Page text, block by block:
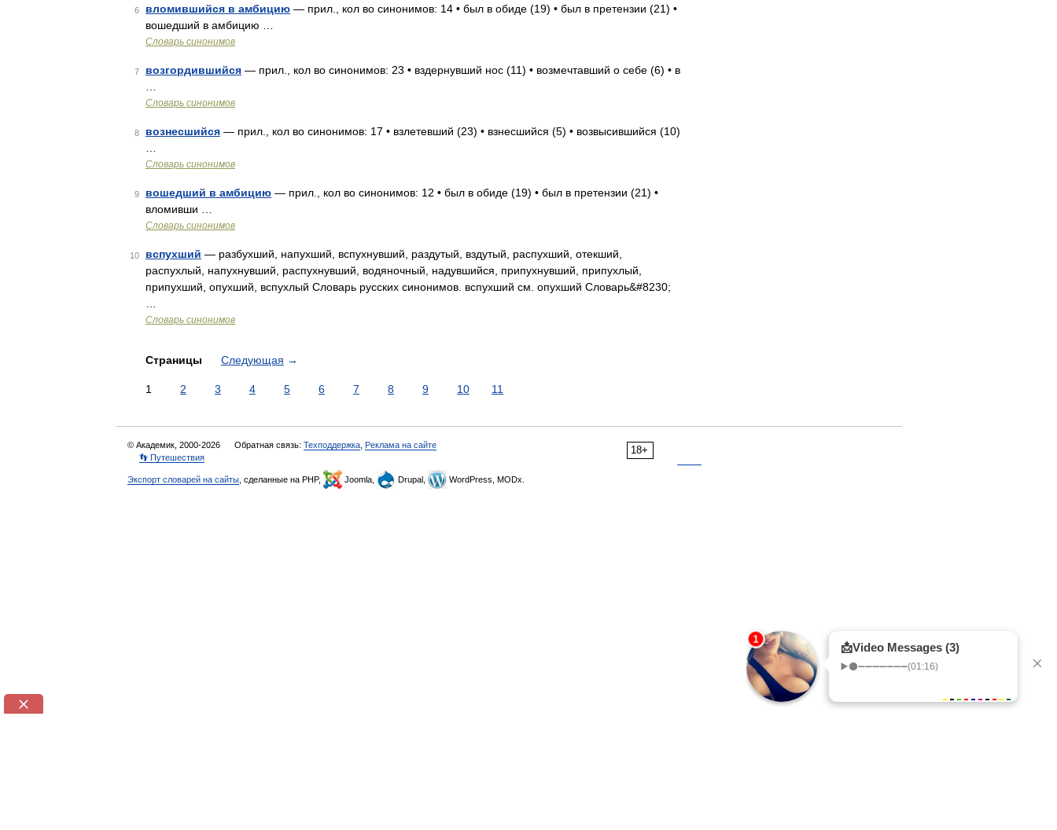
6 вломившийся в амбицию — прил., кол во синонимов: 14 • был в обиде (19) • был в претензии (21) •
вошедший в амбицию …
Словарь синонимов
7 возгордившийся — прил., кол во синонимов: 23 • вздернувший нос (11) • возмечтавший о себе (6) • в
Словарь синонимов
8 вознесшийся — прил., кол во синонимов: 17 • взлетевший (23) • взнесшийся (5) • возвысившийся (10)
Словарь синонимов
9 вошедший в амбицию — прил., кол во синонимов: 12 • был в обиде (19) • был в претензии (21) •
вломивши …
Словарь синонимов
10 вспухший — разбухший, напухший, вспухнувший, раздутый, вздутый, распухший, отекший,
распухлый, напухнувший, распухнувший, водяночный, надувшийся, припухнувший, припухлый,
припухший, опухший, вспухлый Словарь русских синонимов. вспухший см. опухший Словарь&#8230;
Словарь синонимов
Страницы Следующая →
1 2 3 4 5 6 7 8 9 10 11
18+
© Академик, 2000-2026 Обратная связь: Техподдержка Реклама на сайте
👣 Путешествия
Экспорт словарей на сайты , сделанные на PHP, Joomla, Drupal, WordPress, MODx.